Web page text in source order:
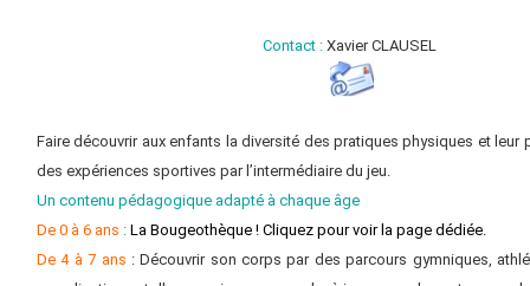
Contact : Xavier CLAUSEL
Faire découvrir aux enfants la diversité des pratiques physiques et leur
des expériences sportives par l’intermédiaire du jeu.
Un contenu pédagogique adapté à chaque âge
De 0 à 6 ans : La Bougeothèque ! Cliquez pour voir la page dédiée.
De 4 à 7 ans : Découvrir son corps par des parcours gymniques,